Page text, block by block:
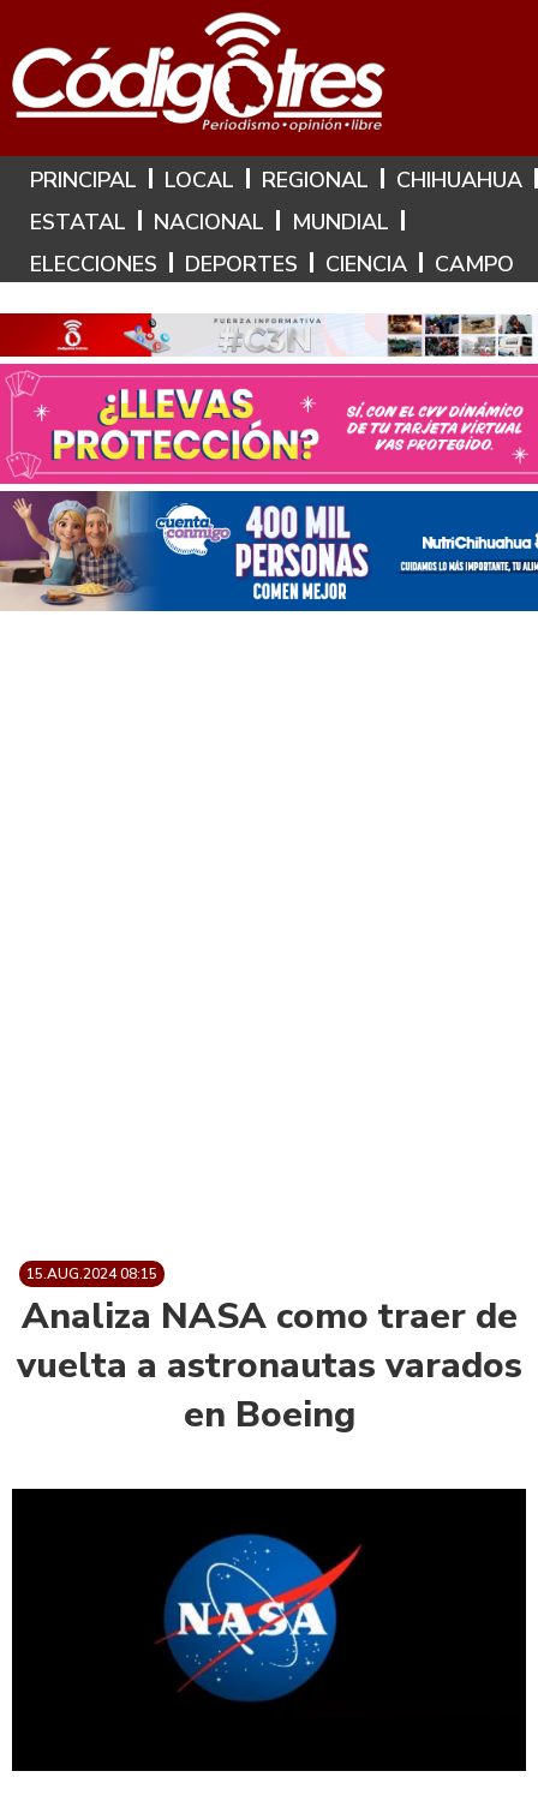
Hoy es: 6 de Agosto de 2026
PRINCIPAL LOCAL REGIONAL
CHIHUAHUA
ESTATAL
NACIONAL
MUNDIAL
ELECCIONES
DEPORTES CIENCIA CAMPO
15.AUG.2024 08:15
Analiza NASA como traer de
vuelta a astronautas varados
en Boeing